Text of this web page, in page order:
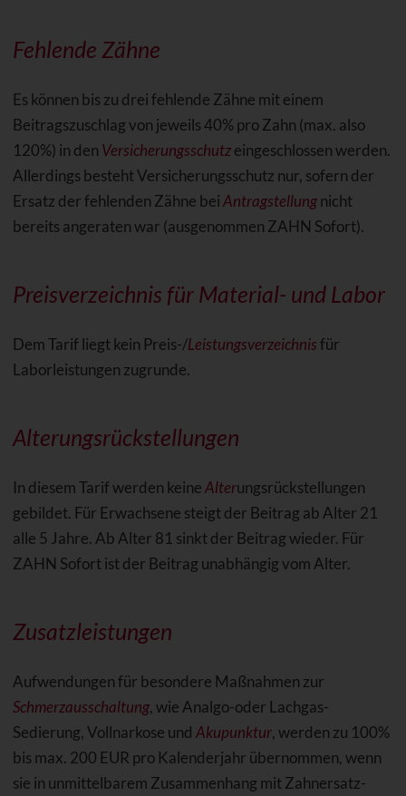
Fehlende Zähne
Es können bis zu drei fehlende Zähne mit einem
Beitragszuschlag von jeweils 40% pro Zahn (max. also
120%) in den Versicherungsschutzeingeschlossen werden.
Allerdings besteht Versicherungsschutz nur, sofern der
Ersatz der fehlenden Zähne beiAntragstellungnicht
bereits angeraten war (ausgenommen ZAHN Sofort).
Preisverzeichnis für Material- und Labor
Dem Tarif liegt kein Preis-/Leistungsverzeichnisfür
Laborleistungen zugrunde.
Alterungsrückstellungen
In diesem Tarif werden keineAlterungsrückstellungen
gebildet. Für Erwachsene steigt der Beitrag ab Alter 21
alle 5 Jahre. Ab Alter 81 sinkt der Beitrag wieder. Für
ZAHN Sofort ist der Beitrag unabhängig vom Alter.
Zusatzleistungen
Aufwendungen für besondere Maßnahmen zur
Schmerzausschaltung, wie Analgo-oder Lachgas-
Sedierung, Vollnarkose und Akupunktur, werden zu 100%
bis max. 200 EUR pro Kalenderjahr übernommen, wenn
sie in unmittelbarem Zusammenhang mit Zahnersatz-